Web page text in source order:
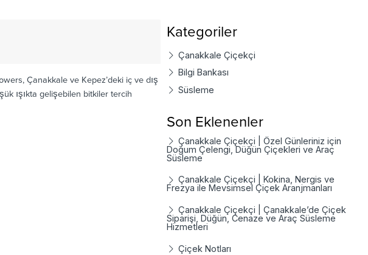
Çanakkale ve Kepez’deki iç ve dış
ışıkta gelişebilen bitkiler tercih
Kategoriler
Çanakkale Çiçekçi
Bilgi Bankası
Süsleme
Son Eklenenler
Çanakkale Çiçekçi | Özel Günleriniz için
Doğum Çelengi, Düğün Çiçekleri ve Araç
Süsleme
Çanakkale Çiçekçi | Kokina, Nergis ve
Frezya ile Mevsimsel Çiçek Aranjmanları
Çanakkale Çiçekçi | Çanakkale’de Çiçek
Siparişi, Düğün, Cenaze ve Araç Süsleme
Hizmetleri
Çiçek Notları